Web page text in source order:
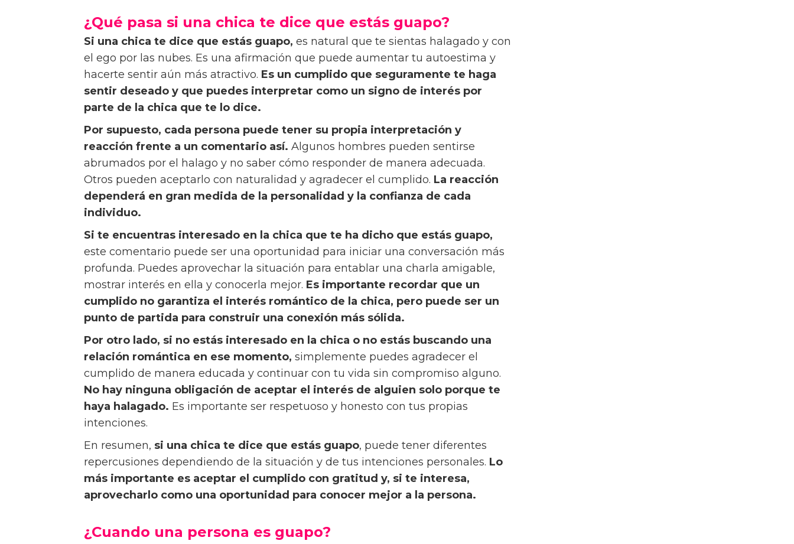
¿Qué pasa si una chica te dice que estás guapo?
Si una chica te dice que estás guapo, es natural que te sientas halagado y con
el ego por las nubes. Es una afirmación que puede aumentar tu autoestima y
hacerte sentir aún más atractivo. Es un cumplido que seguramente te haga
sentir deseado y que puedes interpretar como un signo de interés por
parte de la chica que te lo dice.
Por supuesto, cada persona puede tener su propia interpretación y
reacción frente a un comentario así. Algunos hombres pueden sentirse
abrumados por el halago y no saber cómo responder de manera adecuada.
Otros pueden aceptarlo con naturalidad y agradecer el cumplido. La reacción
dependerá en gran medida de la personalidad y la confianza de cada
individuo.
Si te encuentras interesado en la chica que te ha dicho que estás guapo,
este comentario puede ser una oportunidad para iniciar una conversación más
profunda. Puedes aprovechar la situación para entablar una charla amigable,
mostrar interés en ella y conocerla mejor. Es importante recordar que un
cumplido no garantiza el interés romántico de la chica, pero puede ser un
punto de partida para construir una conexión más sólida.
Por otro lado, si no estás interesado en la chica o no estás buscando una
relación romántica en ese momento, simplemente puedes agradecer el
cumplido de manera educada y continuar con tu vida sin compromiso alguno.
No hay ninguna obligación de aceptar el interés de alguien solo porque te
haya halagado. Es importante ser respetuoso y honesto con tus propias
intenciones.
En resumen, si una chica te dice que estás guapo, puede tener diferentes
repercusiones dependiendo de la situación y de tus intenciones personales. Lo
más importante es aceptar el cumplido con gratitud y, si te interesa,
aprovecharlo como una oportunidad para conocer mejor a la persona.
¿Cuando una persona es guapo?